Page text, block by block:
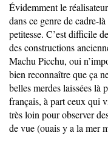
Évidemment le
dans ce genre de cadre-
petitesse. C’est difficile
des constructions
Machu Picchu, oui
bien reconnaître que ça
belles merdes laissées là
français, à part ceux qui
très loin pour observer
de vue (ouais y a la mer